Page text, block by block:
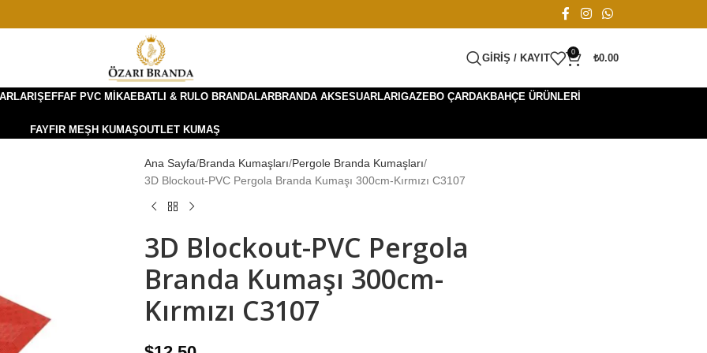
GIRIŞ / KAYIT
0
₺0.00
ŞEFFAF PVC MIKAEBATLI & RULO BRANDALARBRANDA AKSESUARLARIGAZEBO ÇARDAKBAHÇE ÜRÜNLERI
FAYFIR MEŞH KUMAŞOUTLET KUMAŞ
Ana Sayfa Branda Kumaşları Pergole Branda Kumaşları
3D Blockout-PVC Pergola Branda Kumaşı 300cm-Kırmızı C3107
3D Blockout-PVC Pergola
Branda Kumaşı 300cm-
Kırmızı C3107